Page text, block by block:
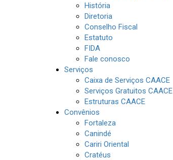
História
Diretoria
Conselho Fiscal
Estatuto
FIDA
Fale conosco
Serviços
Caixa de Serviços CAACE
Serviços Gratuitos CAACE
Estruturas CAACE
Convênios
Fortaleza
Canindé
Cariri Oriental
Cratéus